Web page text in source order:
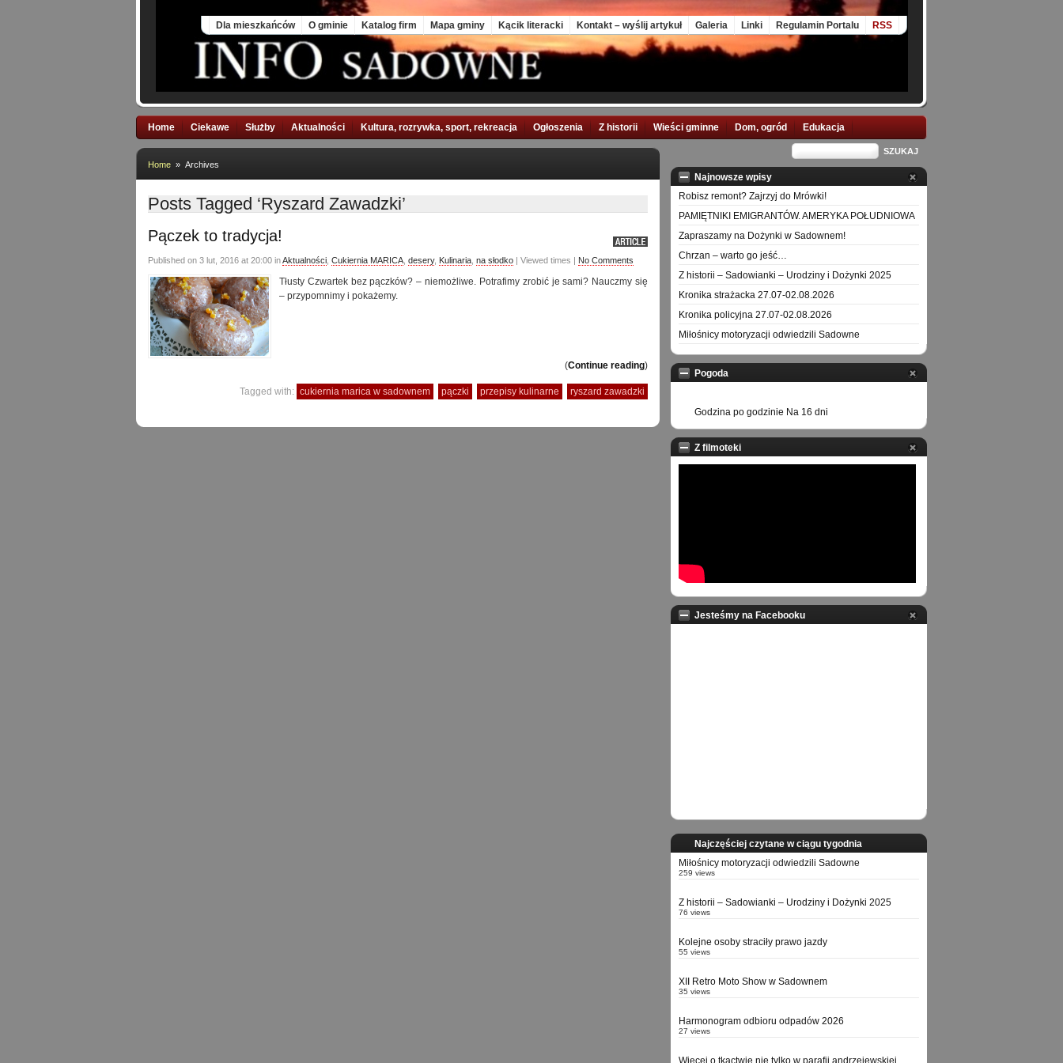
Dla mieszkańców O gminie Katalog firm Mapa gminy Kącik literacki Kontakt – wyślij artykuł Galeria Linki Regulamin Portalu RSS
Home Ciekawe Służby Aktualności Kultura, rozrywka, sport, rekreacja Ogłoszenia Z historii Wieści gminne Dom, ogród Edukacja
Home » Archives
Posts Tagged ‘Ryszard Zawadzki’
Pączek to tradycja!
Published on 3 lut, 2016 at 20:00 inAktualności Cukiernia MARICA desery, Kulinaria na słodko | Viewed times | No Comments
Tłusty Czwartek bez pączków? – niemożliwe. Potrafimy zrobić je sami? Nauczmy się
– przypomnimy i pokażemy.
(Continue reading)
Tagged with: cukiernia marica w sadownem pączki przepisy kulinarne ryszard zawadzki
Najnowsze wpisy
Robisz remont? Zajrzyj do Mrówki!
PAMIĘTNIKI EMIGRANTÓW. AMERYKA POŁUDNIOWA
Zapraszamy na Dożynki w Sadownem!
Chrzan – warto go jeść…
Z historii – Sadowianki – Urodziny i Dożynki 2025
Kronika strażacka 27.07-02.08.2026
Kronika policyjna 27.07-02.08.2026
Miłośnicy motoryzacji odwiedzili Sadowne
Pogoda
Godzina po godzinie Na 16 dni
Z filmoteki
Jesteśmy na Facebooku
Najczęściej czytane w ciągu tygodnia
Miłośnicy motoryzacji odwiedzili Sadowne
259 views
Z historii – Sadowianki – Urodziny i Dożynki 2025
76 views
Kolejne osoby straciły prawo jazdy
55 views
XII Retro Moto Show w Sadownem
35 views
Harmonogram odbioru odpadów 2026
27 views
Więcej o tkactwie nie tylko w parafii andrzejewskiej,